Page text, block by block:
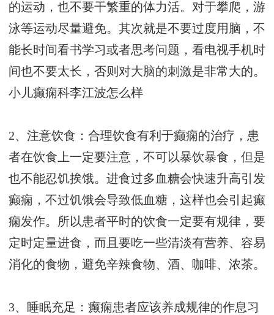
的运动，也不要干繁重的体力活。对于攀爬，游
泳等运动尽量避免。其次就是不要过度用脑，不
能长时间看书学习或者思考问题，看电视手机时
间也不要太长，否则对大脑的刺激是非常大的。
小儿癫痫科李江波怎么样
2、注意饮食：合理饮食有利于癫痫的治疗，患
者在饮食上一定要注意，不可以暴饮暴食，但是
也不能忍饥挨饿。进食过多血糖会快速升高引发
癫痫，不过饥饿会导致低血糖，这样也会引起癫
痫发作。所以患者平时的饮食一定要有规律，要
定时定量进食，而且要吃一些清淡有营养、容易
消化的食物，避免辛辣食物、酒、咖啡、浓茶。
3、睡眠充足：癫痫患者应该养成规律的作息习